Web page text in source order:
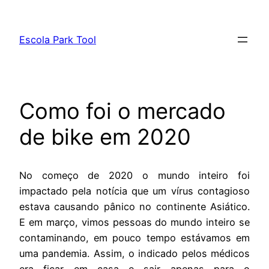
Escola Park Tool
Como foi o mercado
de bike em 2020
No começo de 2020 o mundo inteiro foi
impactado pela notícia que um vírus contagioso
estava causando pânico no continente Asiático.
E em março, vimos pessoas do mundo inteiro se
contaminando, em pouco tempo estávamos em
uma pandemia. Assim, o indicado pelos médicos